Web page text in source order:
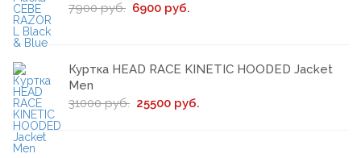
7900 руб. 6900 руб.
Куртка HEAD RACE KINETIC HOODED Jacket
Men
31000 руб. 25500 руб.